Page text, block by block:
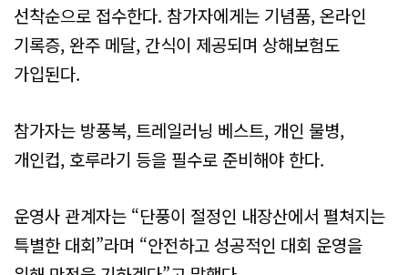
선착순으로 접수한다. 참가자에게는 기념품, 온라인
기록증, 완주 메달, 간식이 제공되며 상해보험도
가입된다.
참가자는 방풍복, 트레일러닝 베스트, 개인 물병,
개인컵, 호루라기 등을 필수로 준비해야 한다.
운영사 관계자는 “단풍이 절정인 내장산에서 펼쳐지는
특별한 대회”라며 “안전하고 성공적인 대회 운영을